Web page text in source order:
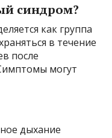
синдром?
как группа
в течение
после
могут
дыхание